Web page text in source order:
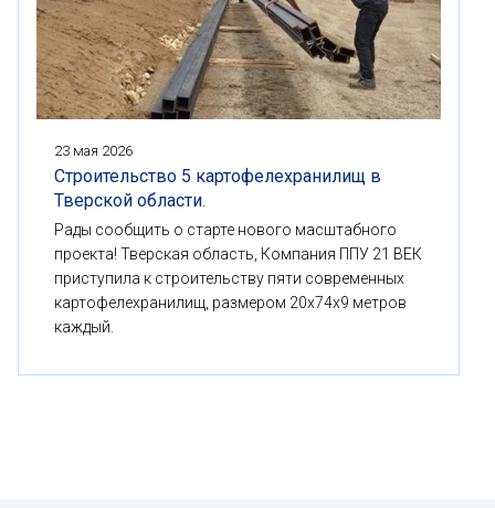
23 мая 2026
Строительство 5 картофелехранилищ в
Тверской области.
Рады сообщить о старте нового масштабного
проекта! Тверская область, Компания ППУ 21 ВЕК
приступила к строительству пяти современных
картофелехранилищ, размером 20x74x9 метров
каждый.